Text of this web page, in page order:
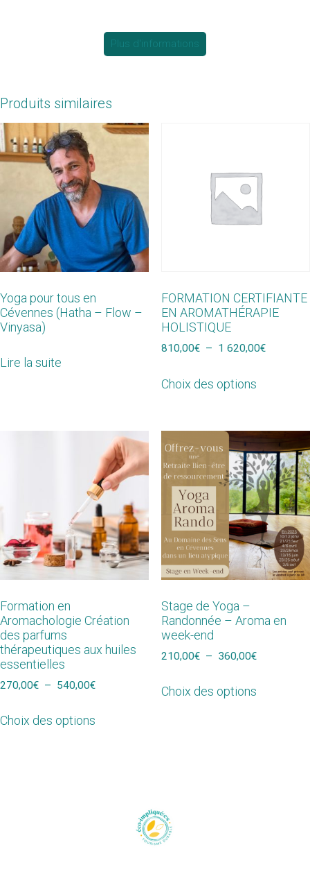
Plus d'informations
Produits similaires
Yoga pour tous en
Cévennes (Hatha – Flow –
Vinyasa)
Lire la suite
FORMATION CERTIFIANTE
EN AROMATHÉRAPIE
HOLISTIQUE
810,00€ – 1 620,00€
Choix des options
Formation en
Aromachologie Création
des parfums
thérapeutiques aux huiles
essentielles
270,00€ – 540,00€
Choix des options
Stage de Yoga –
Randonnée – Aroma en
week-end
210,00€ – 360,00€
Choix des options